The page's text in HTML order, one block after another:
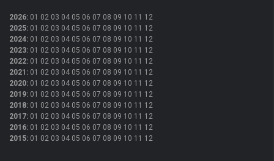
2026: 01 02 03 04 05 06 07 08 09 10 11 12
2025: 01 02 03 04 05 06 07 08 09 10 11 12
2024: 01 02 03 04 05 06 07 08 09 10 11 12
2023: 01 02 03 04 05 06 07 08 09 10 11 12
2022: 01 02 03 04 05 06 07 08 09 10 11 12
2021 : 01 02 03 04 05 06 07 08 09 10 11 12
2020: 01 02 03 04 05 06 07 08 09 10 11 12
2019: 01 02 03 04 05 06 07 08 09 10 11 12
2018: 01 02 03 04 05 06 07 08 09 10 11 12
2017: 01 02 03 04 05 06 07 08 09 10 11 12
2016: 01 02 03 04 05 06 07 08 09 10 11 12
2015: 01 02 03 04 05 06 07 08 09 10 11 12